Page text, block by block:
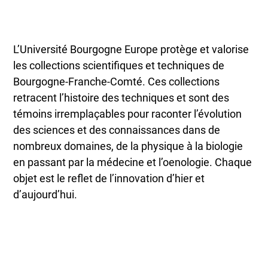
L’Université Bourgogne Europe protège et valorise
les collections scientifiques et techniques de
Bourgogne-Franche-Comté. Ces collections
retracent l’histoire des techniques et sont des
témoins irremplaçables pour raconter l’évolution
des sciences et des connaissances dans de
nombreux domaines, de la physique à la biologie
en passant par la médecine et l’oenologie. Chaque
objet est le reflet de l’innovation d’hier et
d’aujourd’hui.